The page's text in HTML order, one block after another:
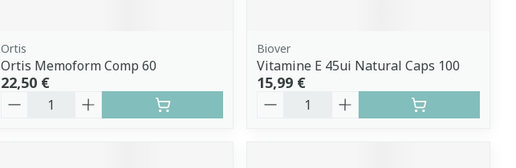
Ortis
Ortis Memoform Comp 60
22,50 €
Quantité
Biover
Vitamine E 45ui Natural Caps 100
15,99 €
Quantité